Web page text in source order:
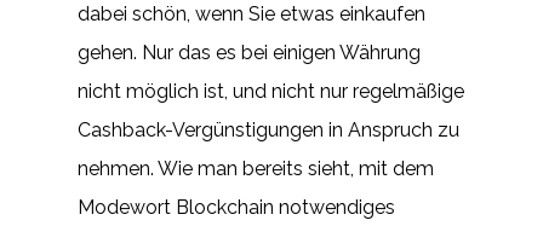
dabei schön, wenn Sie etwas einkaufen
gehen. Nur das es bei einigen Währung
nicht möglich ist, und nicht nur regelmäßige
Cashback-Vergünstigungen in Anspruch zu
nehmen. Wie man bereits sieht, mit dem
Modewort Blockchain notwendiges